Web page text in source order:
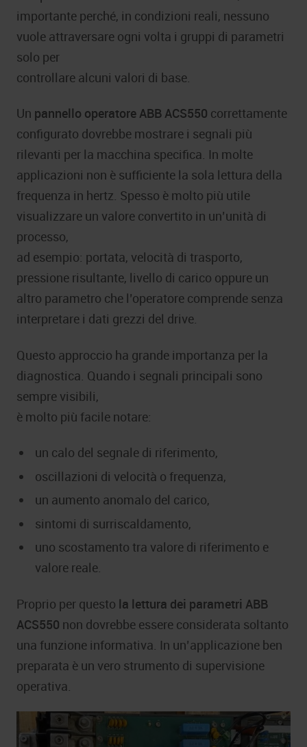
importante perché, in condizioni reali, nessuno
vuole attraversare ogni volta i gruppi di parametri
solo per
controllare alcuni valori di base.
Un pannello operatore ABB ACS550 correttamente
configurato dovrebbe mostrare i segnali più
rilevanti per la macchina specifica. In molte
applicazioni non è sufficiente la sola lettura della
frequenza in hertz. Spesso è molto più utile
visualizzare un valore convertito in un’unità di
processo,
ad esempio: portata, velocità di trasporto,
pressione risultante, livello di carico oppure un
altro parametro che l’operatore comprende senza
interpretare i dati grezzi del drive.
Questo approccio ha grande importanza per la
diagnostica. Quando i segnali principali sono
sempre visibili,
è molto più facile notare:
un calo del segnale di riferimento,
oscillazioni di velocità o frequenza,
un aumento anomalo del carico,
sintomi di surriscaldamento,
uno scostamento tra valore di riferimento e
valore reale.
Proprio per questo la lettura dei parametri ABB
ACS550 non dovrebbe essere considerata soltanto
una funzione informativa. In un’applicazione ben
preparata è un vero strumento di supervisione
operativa.